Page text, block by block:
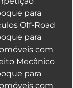
para
Off-Road
para
com
Mecânico
para
com